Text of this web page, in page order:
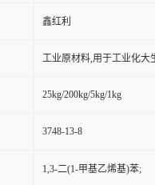
鑫红利
工业原材料,用于工业化大
25kg/200kg/5kg/1kg
3748-13-8
1,3-二(1-甲基乙烯基)苯;